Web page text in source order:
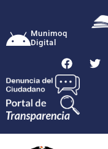
Munimoq
Digital